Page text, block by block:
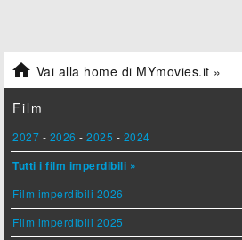
 Vai alla home di MYmovies.it »
Film
2027 - 2026 -2025 - 2024
Tutti i film imperdibili »
Film imperdibili 2026
Film imperdibili 2025